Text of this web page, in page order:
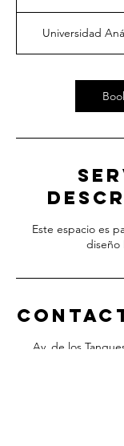
Universidad
Este espacio es
diseño
Av. de los